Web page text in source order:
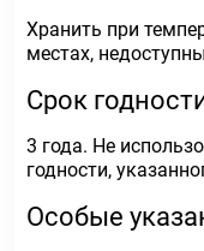
Хранить при
местах,
Срок
3 года. Не
годности,
Особые